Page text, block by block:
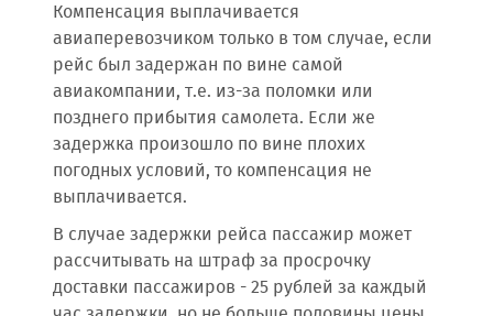
Компенсация выплачивается
авиаперевозчиком только в том случае, если
рейс был задержан по вине самой
авиакомпании, т.е. из-за поломки или
позднего прибытия самолета. Если же
задержка произошло по вине плохих
погодных условий, то компенсация не
выплачивается.
В случае задержки рейса пассажир может
рассчитывать на штраф за просрочку
доставки пассажиров - 25 рублей за каждый